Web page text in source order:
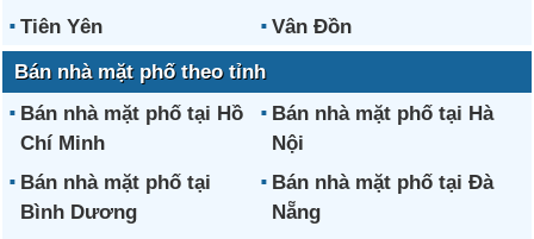
Tiên Yên
Vân Đồn
Bán nhà mặt phố theo tỉnh
Bán nhà mặt phố tại Hồ
Chí Minh
Bán nhà mặt phố tại Hà
Nội
Bán nhà mặt phố tại
Bình Dương
Bán nhà mặt phố tại Đà
Nẵng